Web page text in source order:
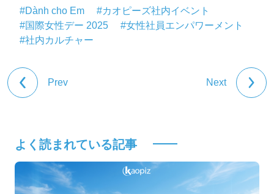
#Dành cho Em
#カオピーズ社内イベント
#国際女性デー 2025
#女性社員エンパワーメント
#社内カルチャー
Prev Next
よく読まれている記事